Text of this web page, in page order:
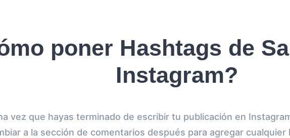
poner Hashtags de
Instagram?
vez que hayas terminado de escribir tu publicación en
a la sección de comentarios después para agregar